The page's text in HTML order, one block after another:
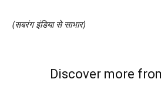
(सबरंग इंडिया से साभार)
Discover more from